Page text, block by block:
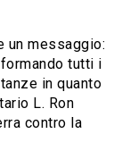
un messaggio:
tutti i
in quanto
L. Ron
contro la